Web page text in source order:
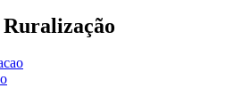
Ruralização